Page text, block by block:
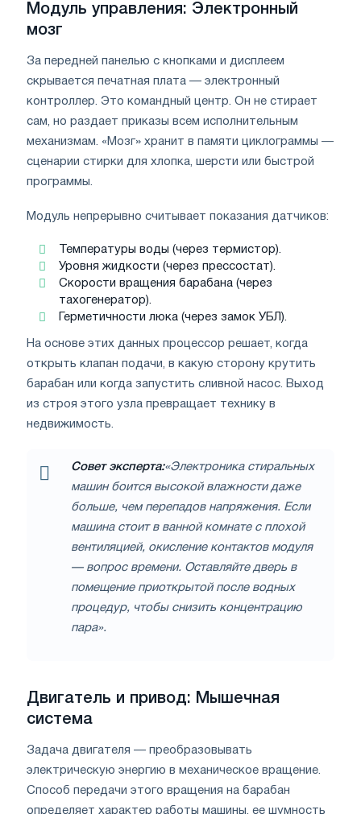
Модуль управления: Электронный
мозг
За передней панелью с кнопками и дисплеем
скрывается печатная плата — электронный
контроллер. Это командный центр. Он не стирает
сам, но раздает приказы всем исполнительным
механизмам. «Мозг» хранит в памяти циклограммы —
сценарии стирки для хлопка, шерсти или быстрой
программы.
Модуль непрерывно считывает показания датчиков:
Температуры воды (через термистор).
Уровня жидкости (через прессостат).
Скорости вращения барабана (через
тахогенератор).
Герметичности люка (через замок УБЛ).
На основе этих данных процессор решает, когда
открыть клапан подачи, в какую сторону крутить
барабан или когда запустить сливной насос. Выход
из строя этого узла превращает технику в
недвижимость.
Совет эксперта:«Электроника стиральных
машин боится высокой влажности даже
больше, чем перепадов напряжения. Если
машина стоит в ванной комнате с плохой
вентиляцией, окисление контактов модуля
— вопрос времени. Оставляйте дверь в
помещение приоткрытой после водных
процедур, чтобы снизить концентрацию
пара».
Двигатель и привод: Мышечная
система
Задача двигателя — преобразовывать
электрическую энергию в механическое вращение.
Способ передачи этого вращения на барабан
определяет характер работы машины, ее шумность